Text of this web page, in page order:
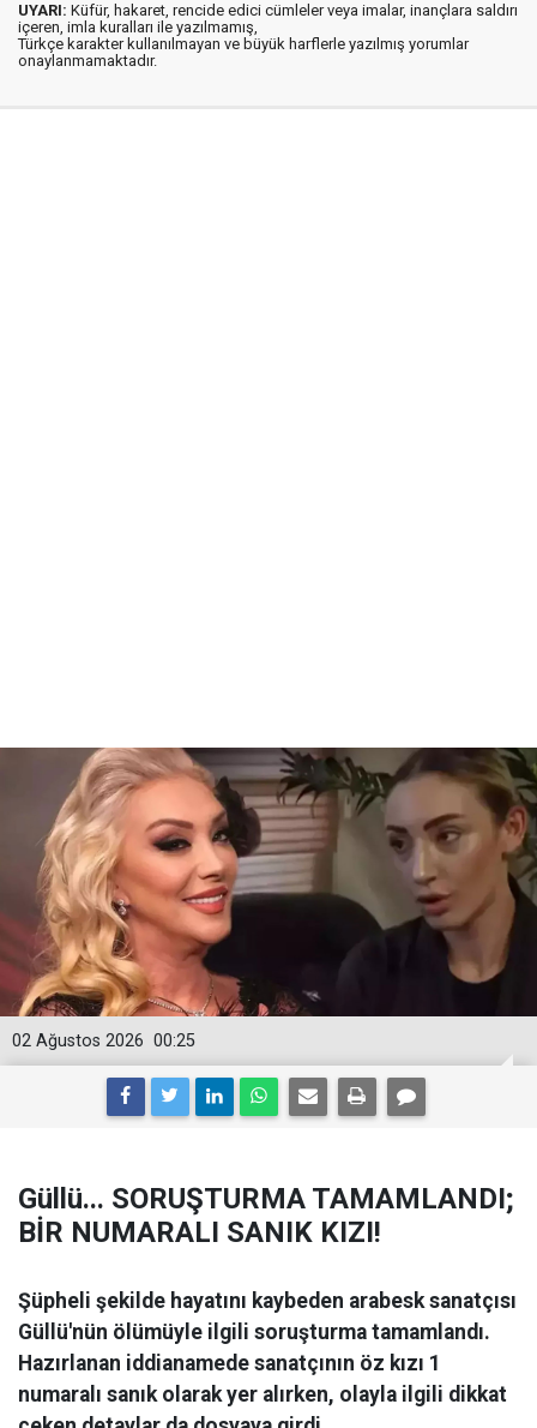
UYARI: Küfür, hakaret, rencide edici cümleler veya imalar, inançlara saldırı
içeren, imla kuralları ile yazılmamış,
Türkçe karakter kullanılmayan ve büyük harflerle yazılmış yorumlar
onaylanmamaktadır.
00:25
02 Ağustos 2026
Güllü... SORUŞTURMA TAMAMLANDI;
BİR NUMARALI SANIK KIZI!
Şüpheli şekilde hayatını kaybeden arabesk sanatçısı
Güllü'nün ölümüyle ilgili soruşturma tamamlandı.
Hazırlanan iddianamede sanatçının öz kızı 1
numaralı sanık olarak yer alırken, olayla ilgili dikkat